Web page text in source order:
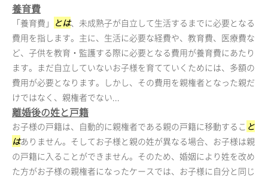
養育費
「養育費」 とは、未成熟子が自立して生活するまでに必要となる
費用を指します。主に、生活に必要な経費や、教育費、医療費な
ど、子供を教育・監護する際に必要となる費用が養育費にあたり
ます。まだ自立していないお子様を育てていくためには、多額の
費用が必要となります。しかし、その費用を親権者となった親だ
けではなく、親権者でない...
離婚後の姓と戸籍
お子様の戸籍は、自動的に親権者である親の戸籍に移動するこ と
はありません。そしてお子様と親の姓が異なる場合、お子様は親
の戸籍に入ることができません。そのため、婚姻により姓を改め
た方がお子様の親権者になったケースでは、お子様に自分と同じ